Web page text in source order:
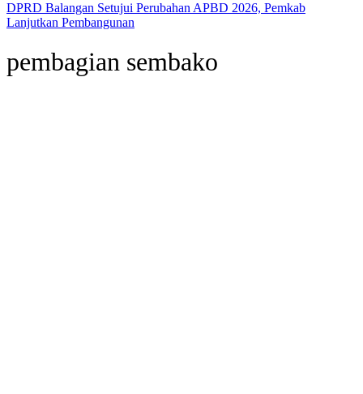
DPRD Balangan Setujui Perubahan APBD 2026, Pemkab
Lanjutkan Pembangunan
pembagian sembako